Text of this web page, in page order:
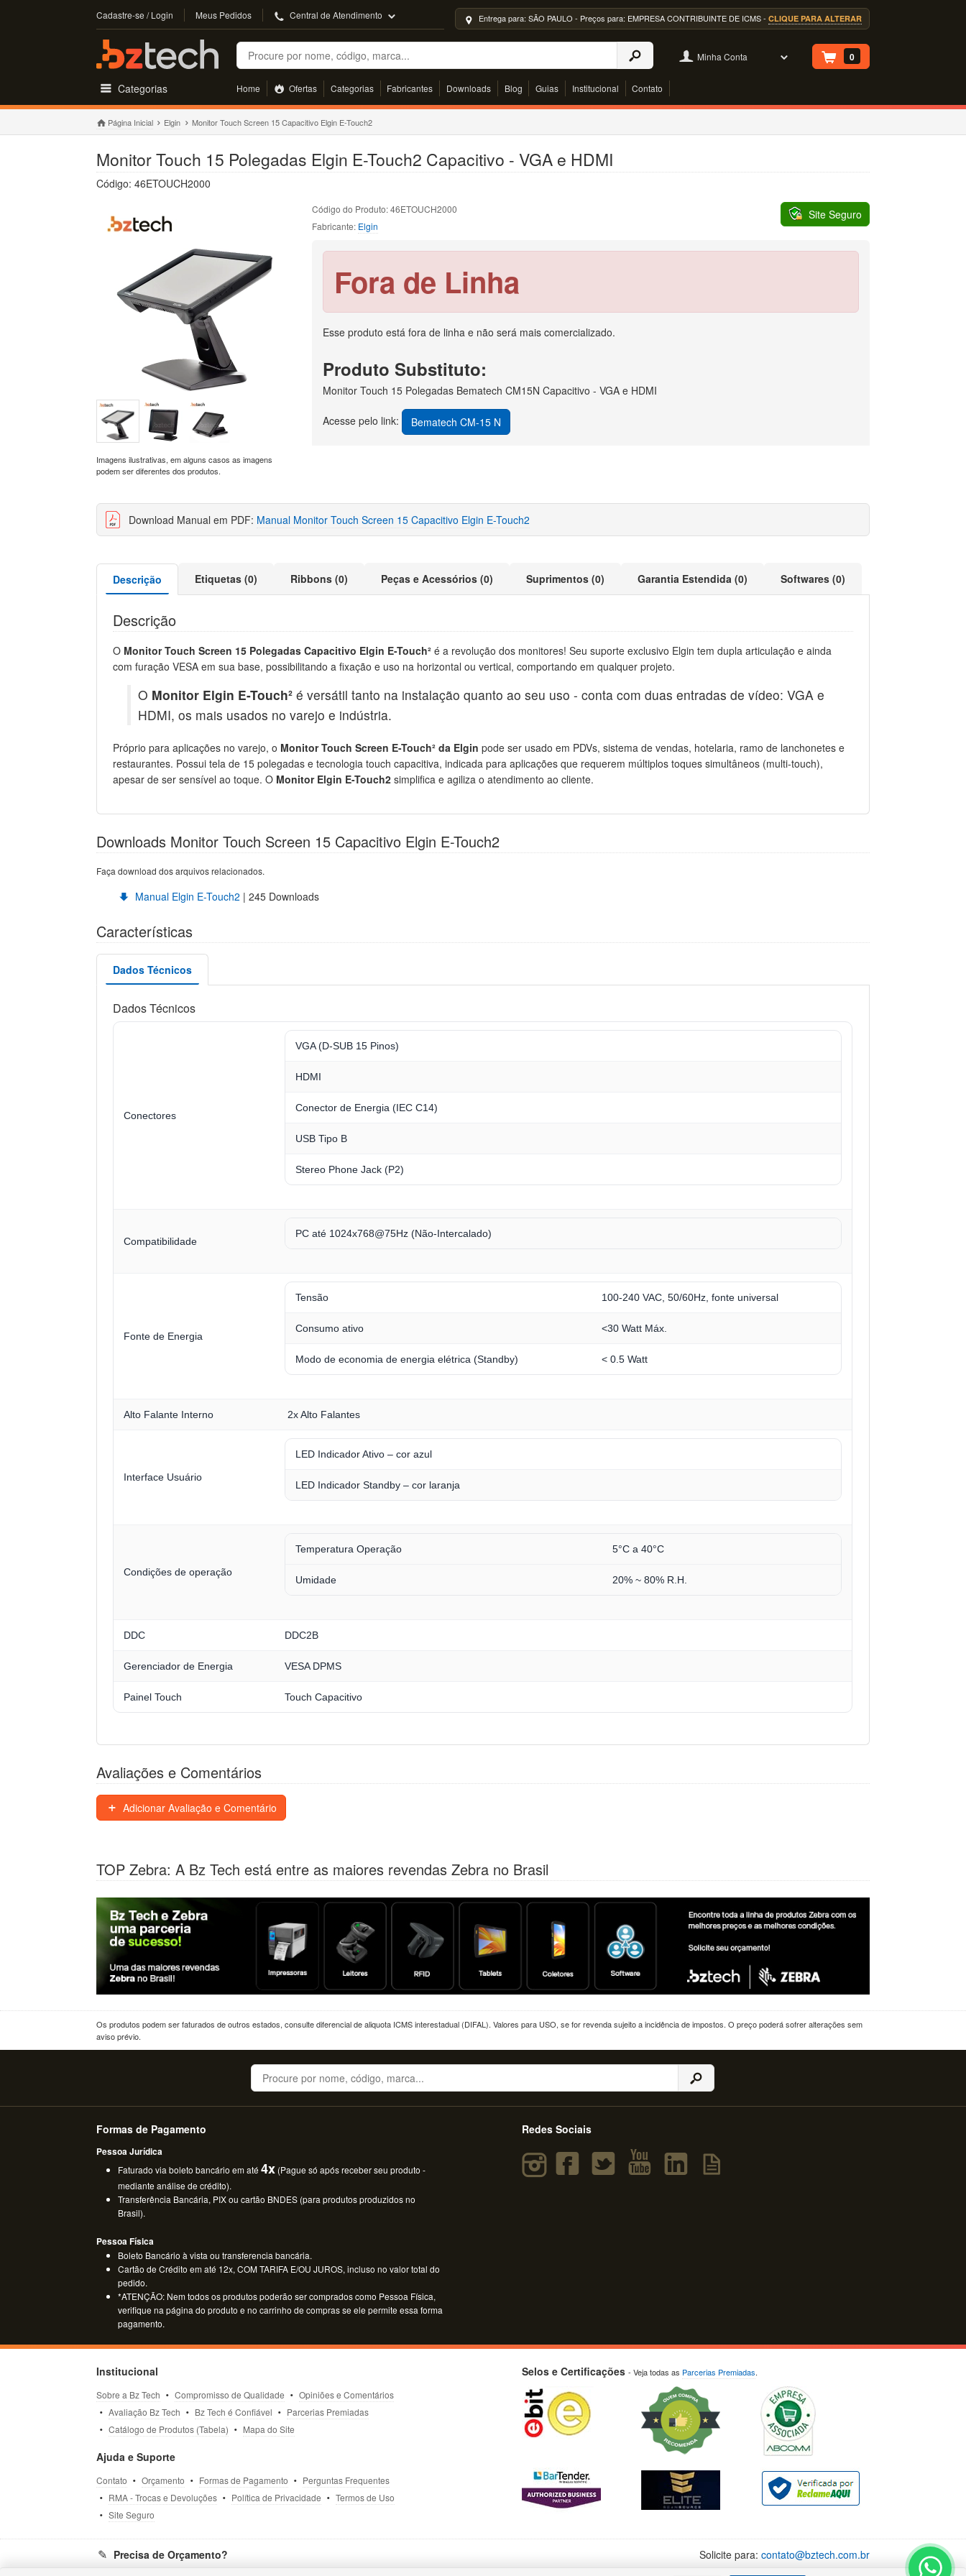
Cadastre-se / Login Meus Pedidos Central de Atendimento Entrega para: SÃO PAULO - Preços para: EMPRESA CONTRIBUINTE DE ICMS - CLIQUE PARA ALTERAR
Buscar
Minha Conta 0
Categorias Home Ofertas Categorias Fabricantes Downloads Blog Guias Institucional Contato
Página Inicial Elgin Monitor Touch Screen 15 Capacitivo Elgin E-Touch2
Monitor Touch 15 Polegadas Elgin E-Touch2 Capacitivo - VGA e HDMI
Código: 46ETOUCH2000
Site Seguro
Imagens ilustrativas, em alguns casos as imagens
podem ser diferentes dos produtos.
Código do Produto: 46ETOUCH2000
Fabricante: Elgin
Fora de Linha
Esse produto está fora de linha e não será mais comercializado.
Produto Substituto:
Monitor Touch 15 Polegadas Bematech CM15N Capacitivo - VGA e HDMI
Acesse pelo link: Bematech CM-15 N
Download Manual em PDF: Manual Monitor Touch Screen 15 Capacitivo Elgin E-Touch2
Descrição Etiquetas (0) Ribbons (0) Peças e Acessórios (0) Suprimentos (0) Garantia Estendida (0) Softwares (0)
Descrição
O Monitor Touch Screen 15 Polegadas Capacitivo Elgin E-Touch² é a revolução dos monitores! Seu suporte exclusivo Elgin tem dupla articulação e ainda
com furação VESA em sua base, possibilitando a fixação e uso na horizontal ou vertical, comportando em qualquer projeto.
O Monitor Elgin E-Touch²é versátil tanto na instalação quanto ao seu uso - conta com duas entradas de vídeo: VGA e
HDMI, os mais usados no varejo e indústria.
Próprio para aplicações no varejo, o Monitor Touch Screen E-Touch² da Elgin pode ser usado em PDVs, sistema de vendas, hotelaria, ramo de lanchonetes e
restaurantes. Possui tela de 15 polegadas e tecnologia touch capacitiva, indicada para aplicações que requerem múltiplos toques simultâneos (multi-touch),
apesar de ser sensível ao toque. O Monitor Elgin E-Touch2 simplifica e agiliza o atendimento ao cliente.
Downloads Monitor Touch Screen 15 Capacitivo Elgin E-Touch2
Faça download dos arquivos relacionados.
Manual Elgin E-Touch2 | 245 Downloads
Características
Dados Técnicos
Dados Técnicos
Conectores
VGA (D-SUB 15 Pinos)
HDMI
Conector de Energia (IEC C14)
USB Tipo B
Stereo Phone Jack (P2)
Compatibilidade
PC até 1024x768@75Hz (Não-Intercalado)
Fonte de Energia
Tensão 100-240 VAC, 50/60Hz, fonte universal
Consumo ativo <30 Watt Máx.
Modo de economia de energia elétrica (Standby) < 0.5 Watt
Alto Falante Interno 2x Alto Falantes
Interface Usuário
LED Indicador Ativo – cor azul
LED Indicador Standby – cor laranja
Condições de operação
Temperatura Operação 5°C a 40°C
Umidade 20% ~ 80% R.H.
DDC DDC2B
Gerenciador de Energia VESA DPMS
Painel Touch Touch Capacitivo
Avaliações e Comentários
Adicionar Avaliação e Comentário
TOP Zebra: A Bz Tech está entre as maiores revendas Zebra no Brasil
Os produtos podem ser faturados de outros estados, consulte diferencial de aliquota ICMS interestadual (DIFAL). Valores para USO, se for revenda sujeito a incidência de impostos. O preço poderá sofrer alterações sem
aviso prévio.
Buscar
Formas de Pagamento
Pessoa Jurídica
Faturado via boleto bancário em até4x (Pague só após receber seu produto -
mediante análise de crédito).
Transferência Bancária, PIX ou cartão BNDES (para produtos produzidos no
Brasil).
Pessoa Física
Boleto Bancário à vista ou transferencia bancária.
Cartão de Crédito em até 12x, COM TARIFA E/OU JUROS, incluso no valor total do
pedido.
*ATENÇÃO: Nem todos os produtos poderão ser comprados como Pessoa Física,
verifique na página do produto e no carrinho de compras se ele permite essa forma
pagamento.
Redes Sociais
Institucional
Sobre a Bz Tech Compromisso de Qualidade
Opiniões e Comentários
Avaliação Bz Tech
Bz Tech é Confiável
Parcerias Premiadas
Catálogo de Produtos (Tabela)
Mapa do Site
Ajuda e Suporte
Contato Orçamento Formas de Pagamento
Perguntas Frequentes
RMA - Trocas e Devoluções
Política de Privacidade
Termos de Uso
Site Seguro
Selos e Certificações - Veja todas as Parcerias Premiadas.
Precisa de Orçamento? Solicite para: contato@bztech.com.br